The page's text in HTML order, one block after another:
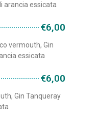
arancia essicata
€6,00
vermouth, Gin
essicata
€6,00
Gin Tanqueray